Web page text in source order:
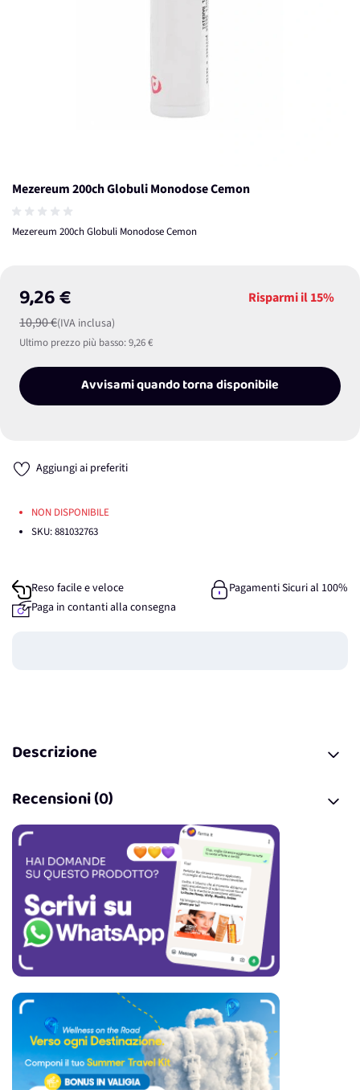
Mezereum 200ch Globuli Monodose Cemon
Mezereum 200ch Globuli Monodose Cemon
9,26 €
10,90 €(IVA inclusa)
Risparmi il15%
Ultimo prezzo più basso:9,26 €
Avvisami quando torna disponibile
Aggiungi ai preferiti
NON DISPONIBILE
SKU:881032763
Reso facile e veloce
Pagamenti Sicuri al 100%
Paga in contanti alla consegna
Descrizione
Recensioni (0)